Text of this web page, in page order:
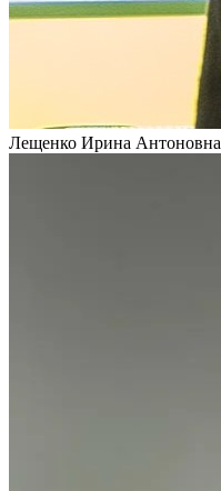
Лещенко Ирина Антоновна